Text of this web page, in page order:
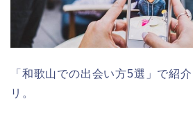
「和歌山での出会い方5選」で紹
リ。